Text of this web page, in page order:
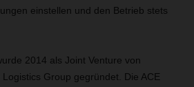
einstellen und den Betrieb stets
2014 als Joint Venture von
Group gegründet. Die ACE